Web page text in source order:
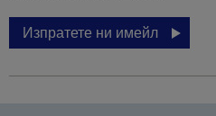
Изпратете ни имейл